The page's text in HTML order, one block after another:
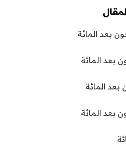
بعد المائة
بعد المائة
بعد المائة
بعد المائة